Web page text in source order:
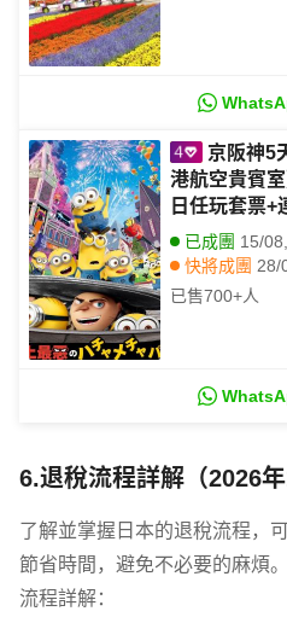
京阪神5
港航空貴賓
日任玩套票+
酒店】、六
世界、嵐山風
已成團 15/
快將成團 28/
已售700+人
6.退稅流程詳解（2026年
了解並掌握日本的退稅流程，
節省時間，避免不必要的麻煩
流程詳解：